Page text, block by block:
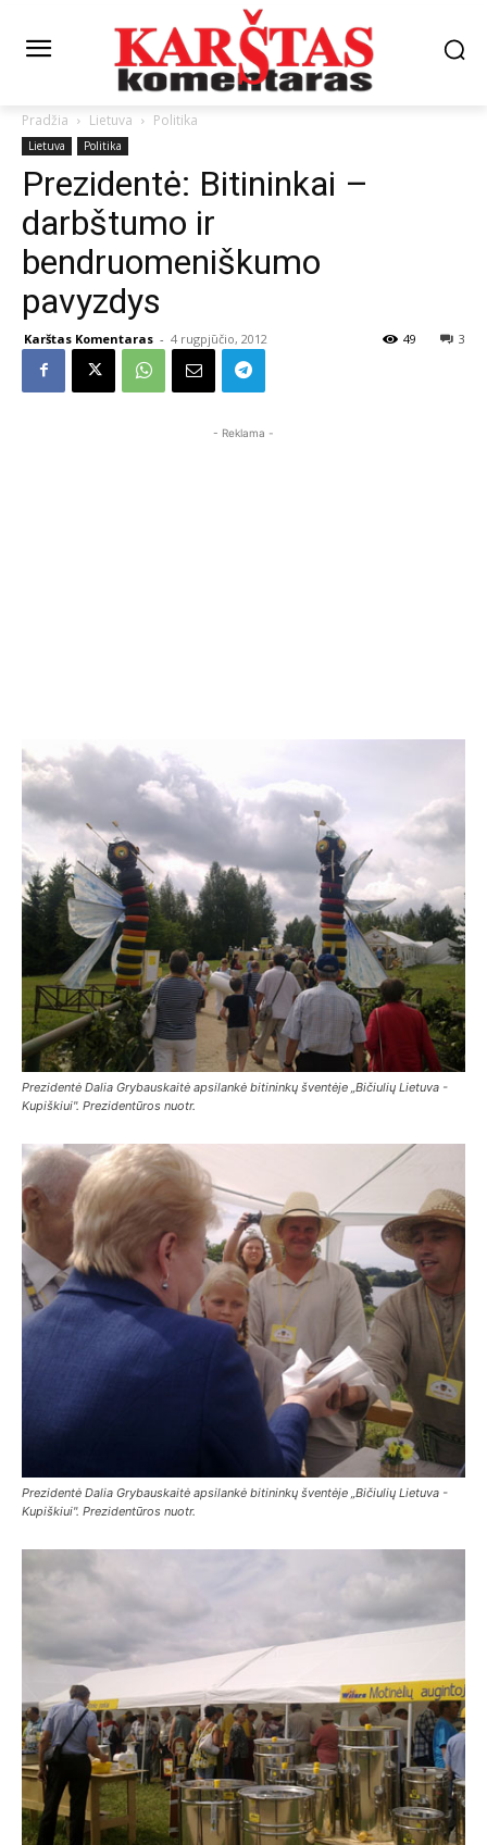
Pradžia Lietuva Politika
Lietuva Politika
Prezidentė: Bitininkai –
darbštumo ir
bendruomeniškumo
pavyzdys
Karštas Komentaras - 4 rugpjūčio, 2012 3
49
- Reklama -
Prezidentė Dalia Grybauskaitė apsilankė bitininkų šventėje „Bičiulių Lietuva -
Kupiškiui". Prezidentūros nuotr.
Prezidentė Dalia Grybauskaitė apsilankė bitininkų šventėje „Bičiulių Lietuva -
Kupiškiui". Prezidentūros nuotr.